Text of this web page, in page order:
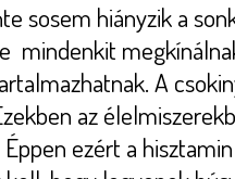
sosem hiányzik a
mindenkit
A
az
ezért a